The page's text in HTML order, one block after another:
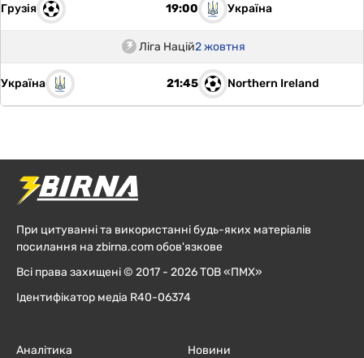
Грузія 19:00 Україна
Ліга Націй2 жовтня
Україна 21:45 Northern Ireland
При цитуванні та використанні будь-яких матеріалів
посилання на zbirna.com обов'язкове
Всі права захищені © 2017 - 2026 ТОВ «ПМХ»
Ідентифікатор медіа R40-06374
Аналітика
Новини